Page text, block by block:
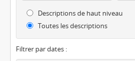
Descriptions de haut niveau
Toutes les descriptions
Filtrer par dates :